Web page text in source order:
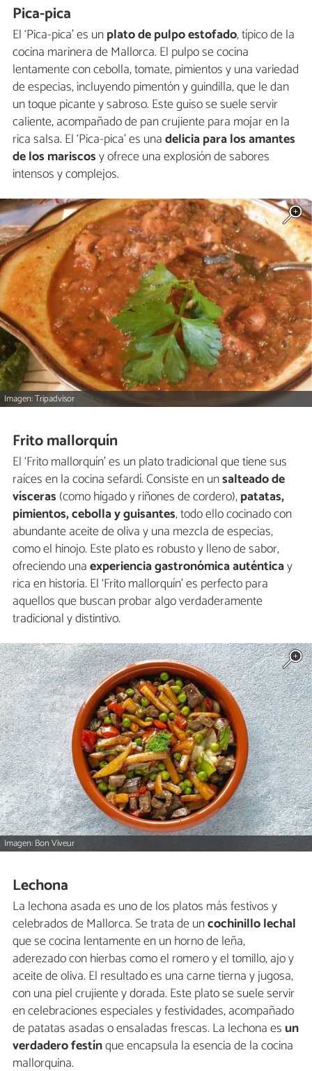
Pica-pica
El ‘Pica-pica’ es unplato de pulpo estofado, típico de la
cocina marinera de Mallorca. El pulpo se cocina
lentamente con cebolla, tomate, pimientos y una variedad
de especias, incluyendo pimentón y guindilla, que le dan
un toque picante y sabroso. Este guiso se suele servir
caliente, acompañado de pan crujiente para mojar en la
rica salsa. El ‘Pica-pica’ es unadelicia para los amantes
de los mariscosy ofrece una explosión de sabores
intensos y complejos.
Imagen: Tripadvisor
Frito mallorquín
El ‘Frito mallorquín’ es un plato tradicional que tiene sus
raíces en la cocina sefardí. Consiste en unsalteado de
vísceras (como hígado y riñones de cordero),patatas,
pimientos, cebolla y guisantes, todo ello cocinado con
abundante aceite de oliva y una mezcla de especias,
como el hinojo. Este plato es robusto y lleno de sabor,
ofreciendo unaexperiencia gastronómica auténticay
rica en historia. El ‘Frito mallorquín’ es perfecto para
aquellos que buscan probar algo verdaderamente
tradicional y distintivo.
Imagen: Bon Viveur
Lechona
La lechona asada es uno de los platos más festivos y
celebrados de Mallorca. Se trata de uncochinillo lechal
que se cocina lentamente en un horno de leña,
aderezado con hierbas como el romero y el tomillo, ajo y
aceite de oliva. El resultado es una carne tierna y jugosa,
con una piel crujiente y dorada. Este plato se suele servir
en celebraciones especiales y festividades, acompañado
de patatas asadas o ensaladas frescas. La lechona es un
verdadero festínque encapsula la esencia de la cocina
mallorquina.